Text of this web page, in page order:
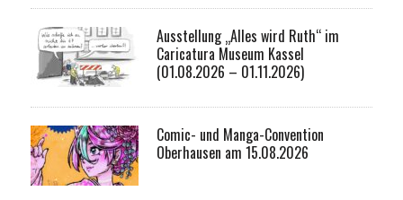
Ausstellung „Alles wird Ruth“ im
Caricatura Museum Kassel
(01.08.2026 – 01.11.2026)
Comic- und Manga-Convention
Oberhausen am 15.08.2026